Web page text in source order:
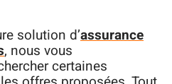
solution d’assurance
, nous vous
certaines